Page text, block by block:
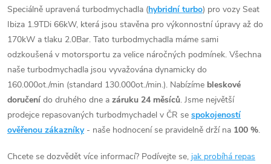
v
l
á
d
a
c
í
Speciálně upravená turbodmychadla (hybridní turbo) pro vozy Seat
Ibiza 1.9TDi 66kW, která jsou stavěna pro výkonnostní úpravy až do
170kW a tlaku 2.0Bar. Tato turbodmychadla máme sami
odzkoušená v motorsportu za velice náročných podmínek. Všechna
naše turbodmychadla jsou vyvažována dynamicky do
160.000ot./min (standard 130.000ot./min.). Nabízíme bleskové
doručení do druhého dne a záruku 24 měsíců. Jsme největší
prodejce repasovaných turbodmychadel v ČR se spokojeností
ověřenou zákazníky- naše hodnocení se pravidelně drží na 100 %.
Chcete se dozvědět více informací? Podívejte se, jak probíhá repas